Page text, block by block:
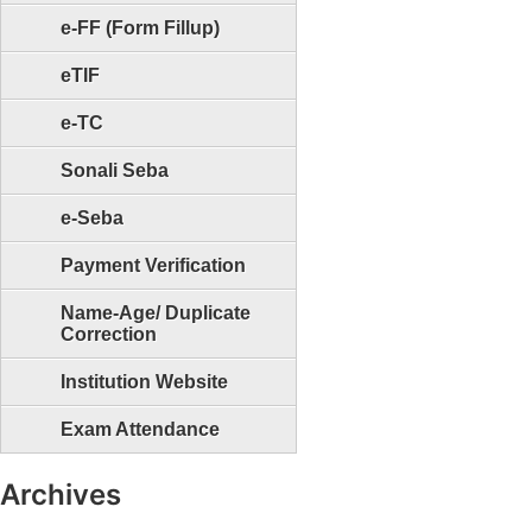
e-FF (Form Fillup)
eTIF
e-TC
Sonali Seba
e-Seba
Payment Verification
Name-Age/ Duplicate
Correction
Institution Website
Exam Attendance
Archives